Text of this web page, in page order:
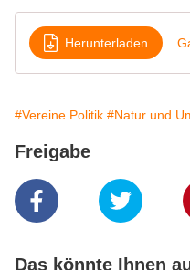
Herunterladen
#Vereine Politik #Natur und
Freigabe
Das könnte Ihnen